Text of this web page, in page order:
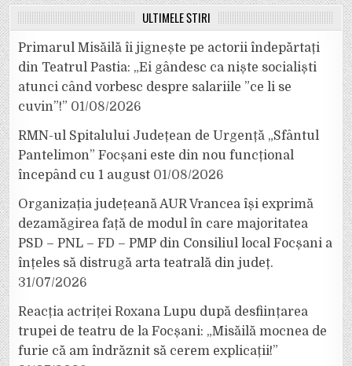
ULTIMELE ȘTIRI
Primarul Misăilă îi jignește pe actorii îndepărtați
din Teatrul Pastia: „Ei gândesc ca niște socialiști
atunci când vorbesc despre salariile ”ce li se
cuvin”!” 01/08/2026
RMN-ul Spitalului Județean de Urgență „Sfântul
Pantelimon” Focșani este din nou funcțional
începând cu 1 august 01/08/2026
Organizația județeană AUR Vrancea își exprimă
dezamăgirea față de modul în care majoritatea
PSD – PNL – FD – PMP din Consiliul local Focșani a
înțeles să distrugă arta teatrală din județ.
31/07/2026
Reacția actriței Roxana Lupu după desființarea
trupei de teatru de la Focșani: „Misăilă mocnea de
furie că am îndrăznit să cerem explicații!”